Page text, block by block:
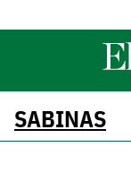
SABINAS